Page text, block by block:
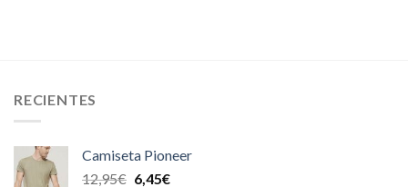
RECIENTES
Camiseta Pioneer
12,95€ 6,45€